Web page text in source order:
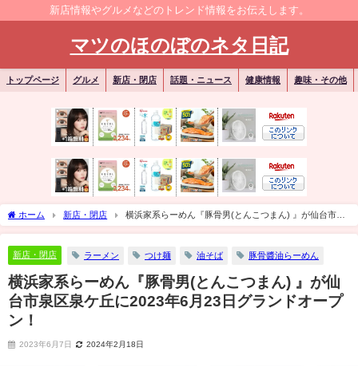
新店情報やグルメなどのトレンド情報をお伝えします。
マツのほのぼのネタ日記
トップページ グルメ 新店・閉店 話題・ニュース 健康情報 趣味・その他
ホーム 新店・閉店
横浜家系らーめん『豚骨男(とんこつまん) 』が仙台市泉
区泉ケ丘に2023年6月23日グランドオープン！
新店・閉店 ラーメン つけ麺 油そば 豚骨醬油らーめん
横浜家系らーめん『豚骨男(とんこつまん) 』が仙
台市泉区泉ケ丘に2023年6月23日グランドオープ
ン！
2023年6月7日 2024年2月18日